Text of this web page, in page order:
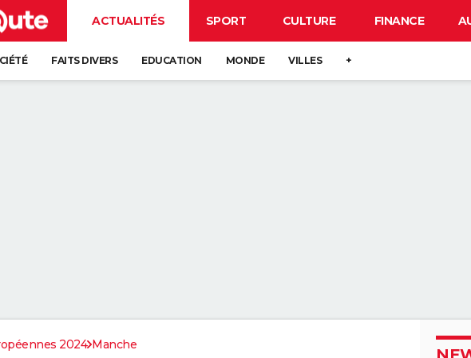
ACTUALITÉS SPORT CULTURE FINANCE
FAITS DIVERS EDUCATION MONDE VILLES +
2024 Manche